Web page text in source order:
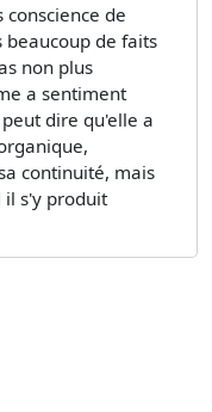
de
beaucoup de faits
non plus
a sentiment
dire qu'elle a
continuité, mais
il s'y produit